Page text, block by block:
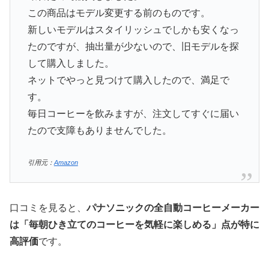
この商品はモデル変更する前のものです。
新しいモデルはスタイリッシュでしかも安くなっ
たのですが、抽出量が少ないので、旧モデルを探
して購入しました。
ネットでやっと見つけて購入したので、満足で
す。
毎日コーヒーを飲みますが、注文してすぐに届い
たので支障もありませんでした。
引用元： Amazon
口コミを見ると、パナソニックの全自動コーヒーメーカー
は「毎朝ひき立てのコーヒーを気軽に楽しめる」点が特に
高評価です。